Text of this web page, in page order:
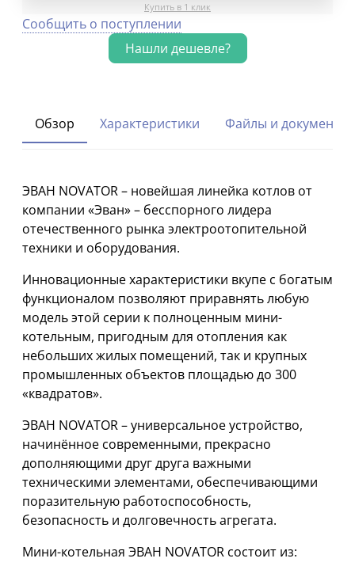
Купить в 1 клик
Сообщить о поступлении
Обзор Характеристики Файлы и документы
ЭВАН NOVATOR – новейшая линейка котлов от
компании «Эван» – бесспорного лидера
отечественного рынка электроотопительной
техники и оборудования.
Инновационные характеристики вкупе с богатым
функционалом позволяют приравнять любую
модель этой серии к полноценным мини-
котельным, пригодным для отопления как
небольших жилых помещений, так и крупных
промышленных объектов площадью до 300
«квадратов».
ЭВАН NOVATOR – универсальное устройство,
начинённое современными, прекрасно
дополняющими друг друга важными
техническими элементами, обеспечивающими
поразительную работоспособность,
безопасность и долговечность агрегата.
Мини-котельная ЭВАН NOVATOR состоит из: